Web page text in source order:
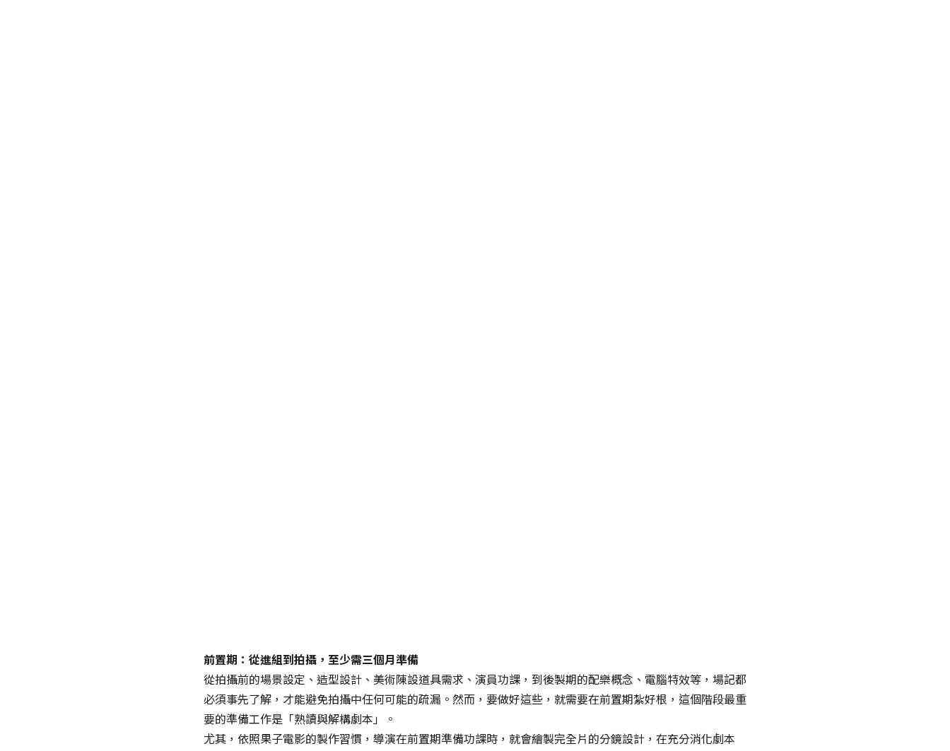
前置期：從進組到拍攝，至少需三個月準備
從拍攝前的場景設定、造型設計、美術陳設道具需求、演員功課，到後製期的配樂概念、電腦特效等，場記都
必須事先了解，才能避免拍攝中任何可能的疏漏。然而，要做好這些，就需要在前置期紮好根，這個階段最重
要的準備工作是「熟讀與解構劇本」。
尤其，依照果子電影的製作習慣，導演在前置期準備功課時，就會繪製完全片的分鏡設計，在充分消化劇本